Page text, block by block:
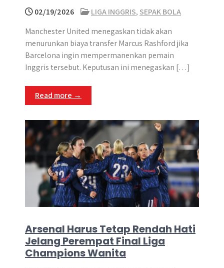
02/19/2026 LIGA INGGRIS, SEPAK BOLA
Manchester United menegaskan tidak akan
menurunkan biaya transfer Marcus Rashford jika
Barcelona ingin mempermanenkan pemain
Inggris tersebut. Keputusan ini menegaskan […]
Read more →
Arsenal Harus Tetap Rendah Hati
Jelang Perempat Final Liga
Champions Wanita